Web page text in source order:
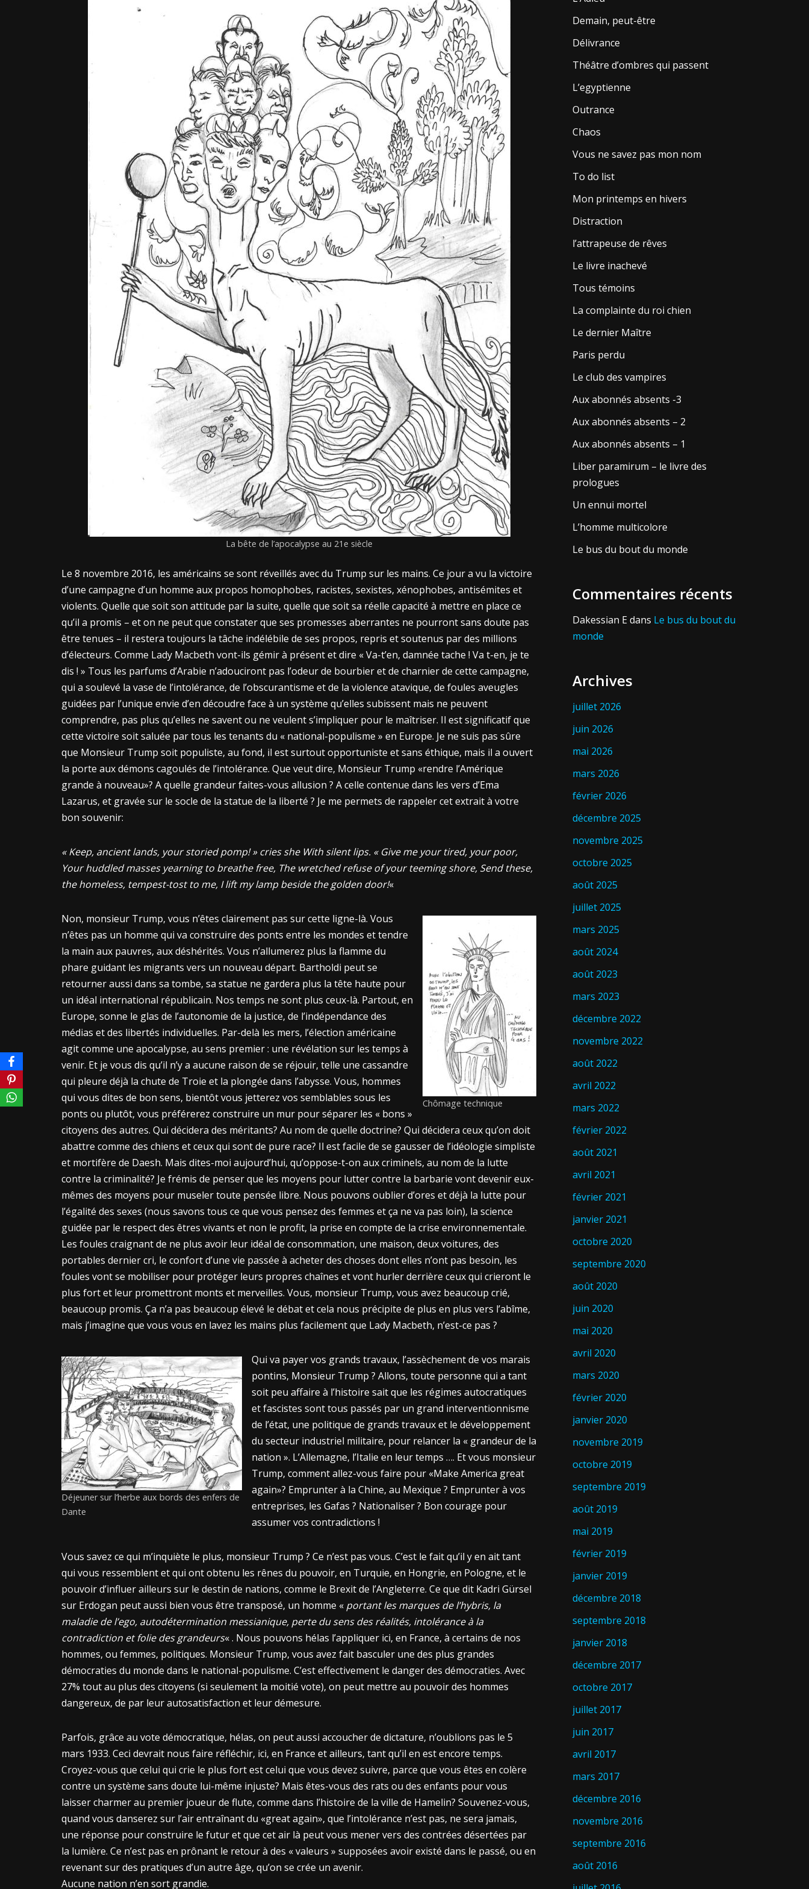
La bête de l’apocalypse au 21e siècle
Le 8 novembre 2016, les américains se sont réveillés avec du Trump sur les mains. Ce jour a vu la victoire
d’une campagne d’un homme aux propos homophobes, racistes, sexistes, xénophobes, antisémites et
violents. Quelle que soit son attitude par la suite, quelle que soit sa réelle capacité à mettre en place ce
qu’il a promis – et on ne peut que constater que ses promesses aberrantes ne pourront sans doute pas
être tenues – il restera toujours la tâche indélébile de ses propos, repris et soutenus par des millions
d’électeurs. Comme Lady Macbeth vont-ils gémir à présent et dire « Va-t’en, damnée tache ! Va t-en, je te
dis ! » Tous les parfums d’Arabie n’adouciront pas l’odeur de bourbier et de charnier de cette campagne,
qui a soulevé la vase de l’intolérance, de l’obscurantisme et de la violence atavique, de foules aveugles
guidées par l’unique envie d’en découdre face à un système qu’elles subissent mais ne peuvent
comprendre, pas plus qu’elles ne savent ou ne veulent s’impliquer pour le maîtriser. Il est significatif que
cette victoire soit saluée par tous les tenants du « national-populisme » en Europe. Je ne suis pas sûre
que Monsieur Trump soit populiste, au fond, il est surtout opportuniste et sans éthique, mais il a ouvert
la porte aux démons cagoulés de l’intolérance. Que veut dire, Monsieur Trump «rendre l’Amérique
grande à nouveau»? A quelle grandeur faites-vous allusion ? A celle contenue dans les vers d’Ema
Lazarus, et gravée sur le socle de la statue de la liberté ? Je me permets de rappeler cet extrait à votre
bon souvenir:
« Keep, ancient lands, your storied pomp! » cries she With silent lips. « Give me your tired, your poor,
Your huddled masses yearning to breathe free, The wretched refuse of your teeming shore, Send these,
the homeless, tempest-tost to me, I lift my lamp beside the golden door!«
Chômage technique
Non, monsieur Trump, vous n’êtes clairement pas sur cette ligne-là. Vous
n’êtes pas un homme qui va construire des ponts entre les mondes et tendre
la main aux pauvres, aux déshérités. Vous n’allumerez plus la flamme du
phare guidant les migrants vers un nouveau départ. Bartholdi peut se
retourner aussi dans sa tombe, sa statue ne gardera plus la tête haute pour
un idéal international républicain. Nos temps ne sont plus ceux-là. Partout, en
Europe, sonne le glas de l’autonomie de la justice, de l’indépendance des
médias et des libertés individuelles. Par-delà les mers, l’élection américaine
agit comme une apocalypse, au sens premier : une révélation sur les temps à
venir. Et je vous dis qu’il n’y a aucune raison de se réjouir, telle une cassandre
qui pleure déjà la chute de Troie et la plongée dans l’abysse. Vous, hommes
qui vous dites de bon sens, bientôt vous jetterez vos semblables sous les
ponts ou plutôt, vous préférerez construire un mur pour séparer les « bons »
citoyens des autres. Qui décidera des méritants? Au nom de quelle doctrine? Qui décidera ceux qu’on doit
abattre comme des chiens et ceux qui sont de pure race? Il est facile de se gausser de l’idéologie simpliste
et mortifère de Daesh. Mais dites-moi aujourd’hui, qu’oppose-t-on aux criminels, au nom de la lutte
contre la criminalité? Je frémis de penser que les moyens pour lutter contre la barbarie vont devenir eux-
mêmes des moyens pour museler toute pensée libre. Nous pouvons oublier d’ores et déjà la lutte pour
l’égalité des sexes (nous savons tous ce que vous pensez des femmes et ça ne va pas loin), la science
guidée par le respect des êtres vivants et non le profit, la prise en compte de la crise environnementale.
Les foules craignant de ne plus avoir leur idéal de consommation, une maison, deux voitures, des
portables dernier cri, le confort d’une vie passée à acheter des choses dont elles n’ont pas besoin, les
foules vont se mobiliser pour protéger leurs propres chaînes et vont hurler derrière ceux qui crieront le
plus fort et leur promettront monts et merveilles. Vous, monsieur Trump, vous avez beaucoup crié,
beaucoup promis. Ça n’a pas beaucoup élevé le débat et cela nous précipite de plus en plus vers l’abîme,
mais j’imagine que vous vous en lavez les mains plus facilement que Lady Macbeth, n’est-ce pas ?
Déjeuner sur l’herbe aux bords des enfers de
Dante
Qui va payer vos grands travaux, l’assèchement de vos marais
pontins, Monsieur Trump ? Allons, toute personne qui a tant
soit peu affaire à l’histoire sait que les régimes autocratiques
et fascistes sont tous passés par un grand interventionnisme
de l’état, une politique de grands travaux et le développement
du secteur industriel militaire, pour relancer la « grandeur de la
nation ». L’Allemagne, l’Italie en leur temps …. Et vous monsieur
Trump, comment allez-vous faire pour «Make America great
again»? Emprunter à la Chine, au Mexique ? Emprunter à vos
entreprises, les Gafas ? Nationaliser ? Bon courage pour
assumer vos contradictions !
Vous savez ce qui m’inquiète le plus, monsieur Trump ? Ce n’est pas vous. C’est le fait qu’il y en ait tant
qui vous ressemblent et qui ont obtenu les rênes du pouvoir, en Turquie, en Hongrie, en Pologne, et le
pouvoir d’influer ailleurs sur le destin de nations, comme le Brexit de l’Angleterre. Ce que dit Kadri Gürsel
sur Erdogan peut aussi bien vous être transposé, un homme « portant les marques de l’hybris, la
maladie de l’ego, autodétermination messianique, perte du sens des réalités, intolérance à la
contradiction et folie des grandeurs« . Nous pouvons hélas l’appliquer ici, en France, à certains de nos
hommes, ou femmes, politiques. Monsieur Trump, vous avez fait basculer une des plus grandes
démocraties du monde dans le national-populisme. C’est effectivement le danger des démocraties. Avec
27% tout au plus des citoyens (si seulement la moitié vote), on peut mettre au pouvoir des hommes
dangereux, de par leur autosatisfaction et leur démesure.
Parfois, grâce au vote démocratique, hélas, on peut aussi accoucher de dictature, n’oublions pas le 5
mars 1933. Ceci devrait nous faire réfléchir, ici, en France et ailleurs, tant qu’il en est encore temps.
Croyez-vous que celui qui crie le plus fort est celui que vous devez suivre, parce que vous êtes en colère
contre un système sans doute lui-même injuste? Mais êtes-vous des rats ou des enfants pour vous
laisser charmer au premier joueur de flute, comme dans l’histoire de la ville de Hamelin? Souvenez-vous,
quand vous danserez sur l’air entraînant du «great again», que l’intolérance n’est pas, ne sera jamais,
une réponse pour construire le futur et que cet air là peut vous mener vers des contrées désertées par
la lumière. Ce n’est pas en prônant le retour à des « valeurs » supposées avoir existé dans le passé, ou en
revenant sur des pratiques d’un autre âge, qu’on se crée un avenir.
Aucune nation n’en sort grandie.
Demain, peut-être
Délivrance
Théâtre d’ombres qui passent
L’egyptienne
Outrance
Chaos
Vous ne savez pas mon nom
To do list
Mon printemps en hivers
Distraction
l’attrapeuse de rêves
Le livre inachevé
Tous témoins
La complainte du roi chien
Le dernier Maître
Paris perdu
Le club des vampires
Aux abonnés absents -3
Aux abonnés absents – 2
Aux abonnés absents – 1
Liber paramirum – le livre des
prologues
Un ennui mortel
L’homme multicolore
Le bus du bout du monde
Commentaires récents
Dakessian Edans Le bus du bout du
monde
Archives
juillet 2026
juin 2026
mai 2026
mars 2026
février 2026
décembre 2025
novembre 2025
octobre 2025
août 2025
juillet 2025
mars 2025
août 2024
août 2023
mars 2023
décembre 2022
novembre 2022
août 2022
avril 2022
mars 2022
février 2022
août 2021
avril 2021
février 2021
janvier 2021
octobre 2020
septembre 2020
août 2020
juin 2020
mai 2020
avril 2020
mars 2020
février 2020
janvier 2020
novembre 2019
octobre 2019
septembre 2019
août 2019
mai 2019
février 2019
janvier 2019
décembre 2018
septembre 2018
janvier 2018
décembre 2017
octobre 2017
juillet 2017
juin 2017
avril 2017
mars 2017
décembre 2016
novembre 2016
septembre 2016
août 2016